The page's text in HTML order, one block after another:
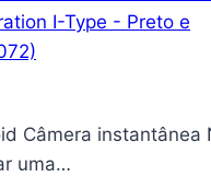
Fryer
1500W,
110V
Câmera
uma…